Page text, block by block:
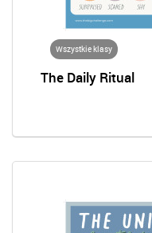
Wszystkie klasy
The Daily Ritual